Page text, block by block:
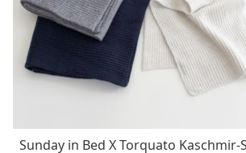
Sunday in Bed X Torquato Kaschmir-